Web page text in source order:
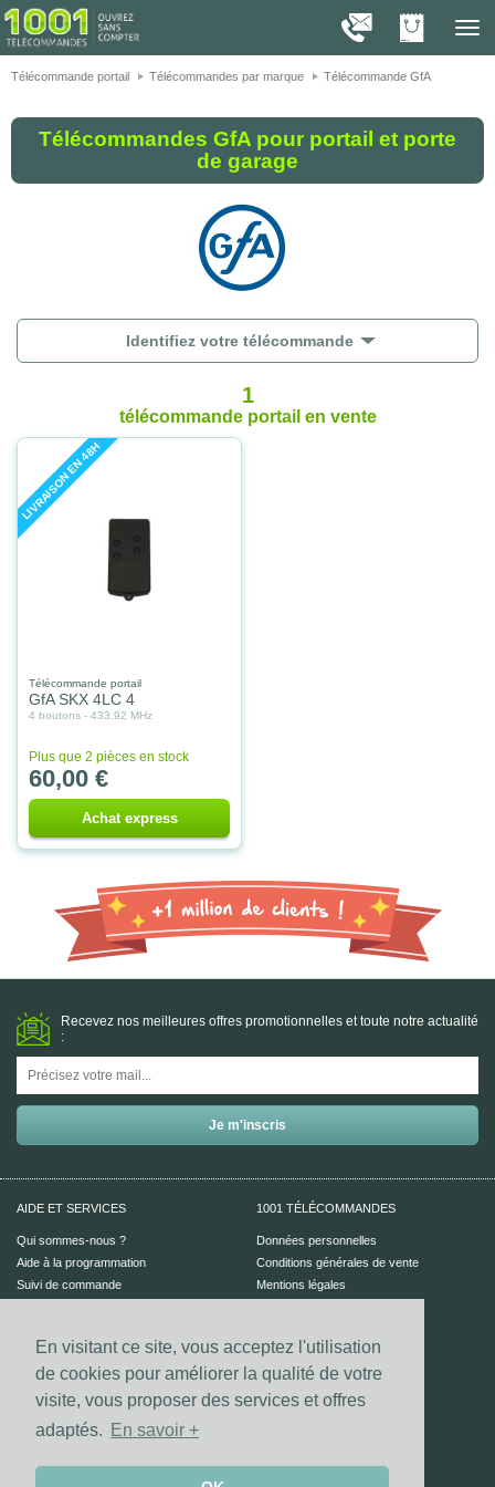
En visitant ce site, vous acceptez l'utilisation
de cookies pour améliorer la qualité de votre
visite, vous proposer des services et offres
adaptés.
En savoir +
1001
Télécommande portail
Télécommandes par marque Télécommande GfA
Télécommandes GfA pour portail et porte
de garage
Identifiez votre télécommande
1
télécommande portail en vente
LIVRAISON EN 48H
Télécommande portail
GfA SKX 4LC 4
4 boutons - 433.92 MHz
Plus que 2 pièces en stock
60,00 €
Achat express
Recevez nos meilleures offres promotionnelles et toute notre actualité
:
AIDE ET SERVICES
Qui sommes-nous ?
Aide à la programmation
Suivi de commande
1001 TÉLÉCOMMANDES
Données personnelles
Conditions générales de vente
Mentions légales
Vos coordonnées bancaires sont
Les paiements Visa et Mastercard sont
UN CONSEIL ?
Nous contacter
On vous présente nos cookies !